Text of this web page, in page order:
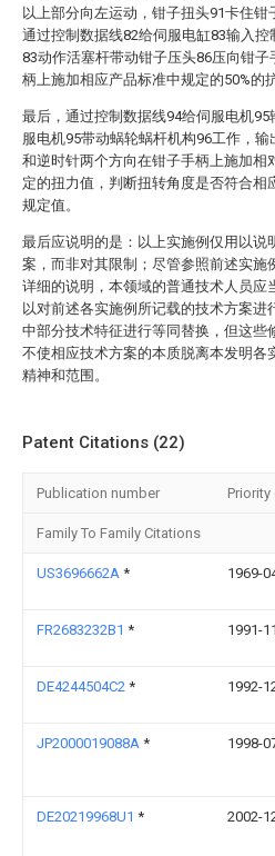
以上部分向左运动，钳子扭头91卡住钳
通过控制数据线82给伺服电缸83输入控
83动作活塞杆带动钳子压头86压向钳子
柄上施加相应产品标准中规定的50%的
最后，通过控制数据线94给伺服电机95
服电机95带动蜗轮蜗杆机构96工作，输
和逆时针两个方向在钳子手柄上施加相
定的扭力值，判断扭转角度是否符合相
规定值。
最后应说明的是：以上实施例仅用以说
案，而非对其限制；尽管参照前述实施
详细的说明，本领域的普通技术人员应
以对前述各实施例所记载的技术方案进
中部分技术特征进行等同替换，但这些
不使相应技术方案的本质脱离本发明各
精神和范围。
Patent Citations (22)
Publication number Priority
Family To Family Citations
US3696662A * 1969-
FR2683232B1 * 1991-
DE4244504C2 * 1992-
JP2000019088A * 1998-
DE20219968U1 * 2002-